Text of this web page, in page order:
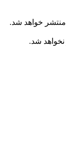
خواهد شد.
شد.